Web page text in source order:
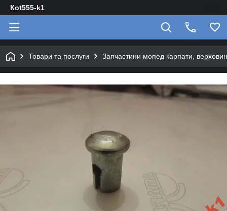
Кot555-k1
Товари та послуги Запчастини мопед карпати,